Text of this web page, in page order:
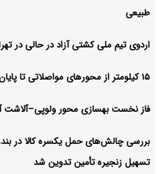
طبیعی
اردوی تیم ملی کشتی آزاد در حالی در
۱۵ کیلومتر از محورهای مواصلاتی تا پایان شهریور بهسازی می‌شود
فاز نخست بهسازی محور ولوپی–آلاشت
بررسی چالش‌های حمل یکسره کالا در بندر
تسهیل زنجیره تأمین تدوین شد